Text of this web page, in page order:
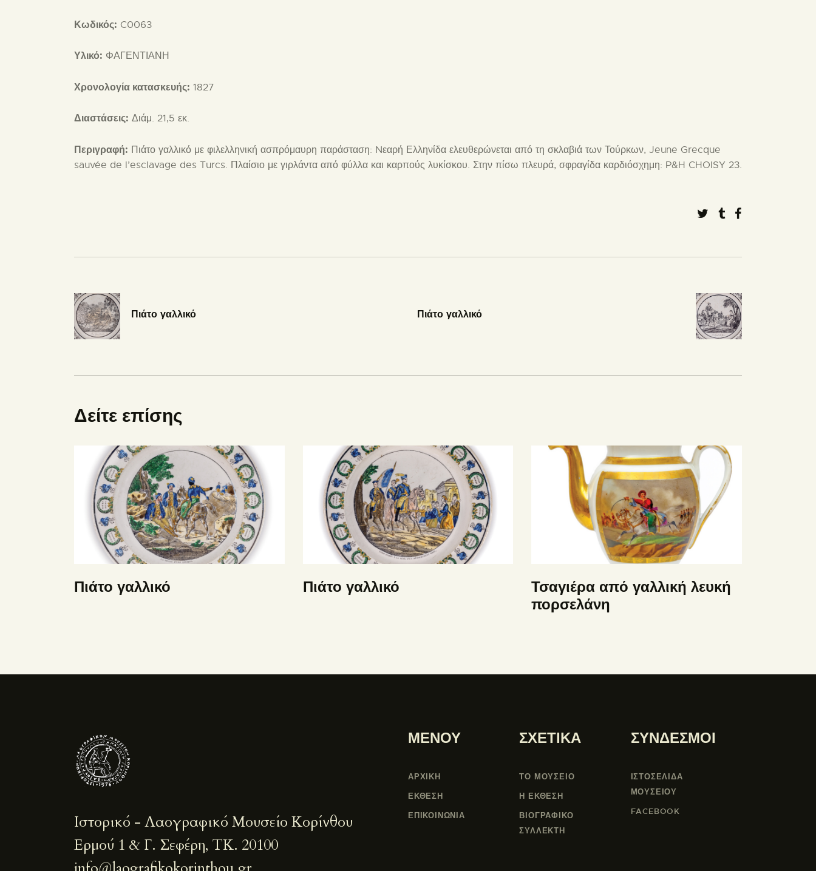
Κωδικός: C0063
Υλικό: ΦΑΓΕΝΤΙΑΝΗ
Χρονολογία κατασκευής: 1827
Διαστάσεις: Διάμ. 21,5 εκ.
Περιγραφή: Πιάτο γαλλικό με φιλελληνική ασπρόμαυρη παράσταση: Nεαρή Ελληνίδα ελευθερώνεται από τη σκλαβιά των Τούρκων, Jeune Grecque
sauvée de l’esclavage des Turcs. Πλαίσιο με γιρλάντα από φύλλα και καρπούς λυκίσκου. Στην πίσω πλευρά, σφραγίδα καρδιόσχημη: P&H CHOISY 23.
Πιάτο γαλλικό Πιάτο γαλλικό
Δείτε επίσης
Πιάτο γαλλικό Πιάτο γαλλικό
Τσαγιέρα από γαλλική λευκή
πορσελάνη
Ιστορικό - Λαογραφικό Μουσείο Κορίνθου
Ερμού 1 & Γ. Σεφέρη, ΤΚ. 20100
ΜΕΝΟΥ
ΑΡΧΙΚΗ
ΕΚΘΕΣΗ
ΕΠΙΚΟΙΝΩΝΙΑ
ΣΧΕΤΙΚΑ
ΤΟ ΜΟΥΣΕΙΟ
Η ΕΚΘΕΣΗ
ΒΙΟΓΡΑΦΙΚΟ
ΣΥΛΛΕΚΤΗ
ΣΥΝΔΕΣΜΟΙ
ΙΣΤΟΣΕΛΙΔΑ
ΜΟΥΣΕΊΟΥ
FACEBOOK